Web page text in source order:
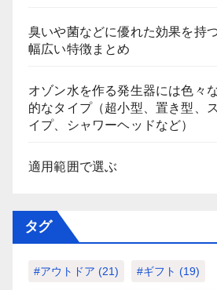
臭いや菌などに優れた効果を持
幅広い特徴まとめ
オゾン水を作る発生器には色々
的なタイプ（超小型、置き型、
イプ、シャワーヘッドなど）
適用範囲で選ぶ
タグ
#アウトドア (21) #ギフト (19)